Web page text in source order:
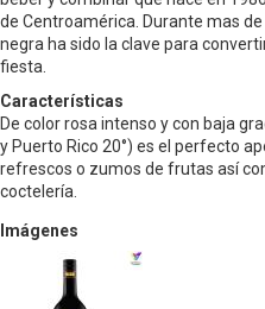
de Centroamérica. Durante mas
negra ha sido la clave para
fiesta.
Características
De color rosa intenso y con baja
y Puerto Rico 20°) es el perfecto
refrescos o zumos de frutas así
coctelería.
Imágenes